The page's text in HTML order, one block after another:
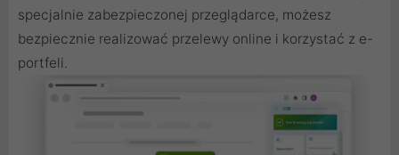
specjalnie zabezpieczonej przeglądarce, możesz
bezpiecznie realizować przelewy online i korzystać z e-
portfeli.